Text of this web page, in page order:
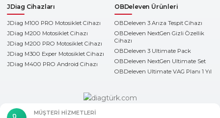
JDiag Cihazları
JDiag M100 PRO Motosiklet Cihazı
JDiag M200 Motosiklet Cihazı
JDiag M200 PRO Motosiklet Cihazı
JDiag M300 Exper Motosiklet Cihazı
JDiag M400 PRO Android Cihazı
OBDeleven Ürünleri
OBDeleven 3 Arıza Tespit Cihazı
OBDeleven NextGen Gizli Özellik
Cihazı
OBDeleven 3 Ultimate Pack
OBDeleven NextGen Ultimate Set
OBDeleven Ultimate VAG Planı 1 Yıl
MÜŞTERI HIZMETLERI